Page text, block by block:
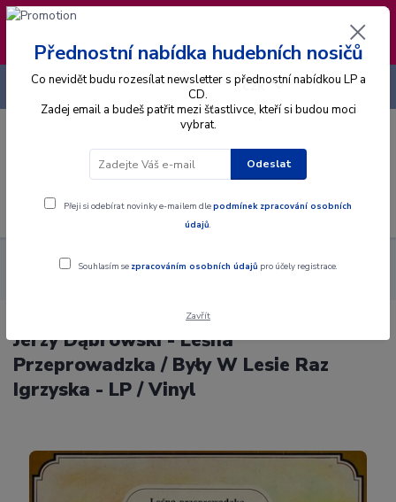
❣️ Od 4.8. do 13.8. čerpám dovolenou. Datum
expedice objednávek se posouvá na pátek
14.8.2026 🐋
Menu
CZK
+420 725 736 293
Alba Gramodesky
Jerzy Dąbrowski - Leśna Przeprowadzka /
Jerzy Dąbrowski - Leśna
Przeprowadzka / Były W Lesie Raz
Igrzyska - LP / Vinyl
Přednostní nabídka hudebních nosičů
Co nevidět budu rozesílat newsletter s přednostní nabídkou LP a
CD.
Zadej email a budeš patřit mezi šťastlivce, kteří si budou moci
vybrat.
Odeslat
Přeji si odebírat novinky e-mailem dlepodmínek zpracování osobních
údajů.
Souhlasím se zpracováním osobních údajů pro účely registrace.
Zavřít